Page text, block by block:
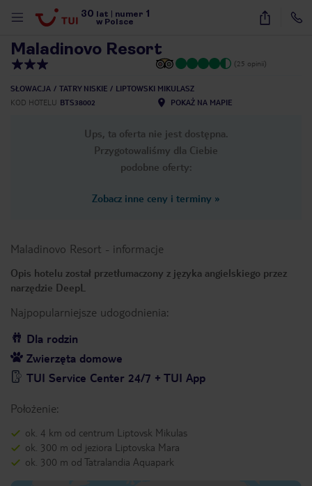
30 lat numer 1
w Polsce
24
Maladinovo Resort
(25 opinii)
SŁOWACJA TATRY NISKIE
LIPTOWSKI MIKULASZ
KOD HOTELU BTS38002 POKAŻ NA MAPIE
Ups, ta oferta nie jest dostępna.
Przygotowaliśmy dla Ciebie
podobne oferty:
Zobacz inne ceny i terminy »
Maladinovo Resort - informacje
Opis hotelu został przetłumaczony z języka angielskiego przez
narzędzie DeepL
Najpopularniejsze udogodnienia:
Dla rodzin
Zwierzęta domowe
TUI Service Center 24/7 + TUI App
Położenie:
ok. 4 km od centrum Liptovsk Mikulas
ok. 300 m od jeziora Liptovska Mara
ok. 300 m od Tatralandia Aquapark